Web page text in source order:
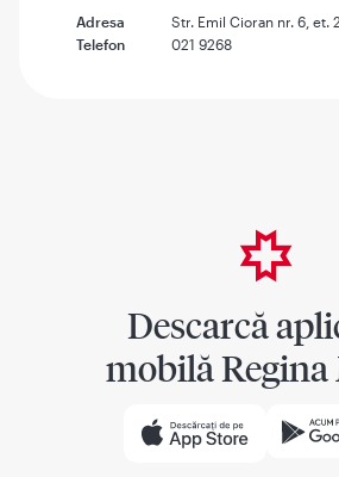
Adresa
Str. Emil Cioran nr. 6, et.
Telefon
021 9268
Descarcă
mobilă